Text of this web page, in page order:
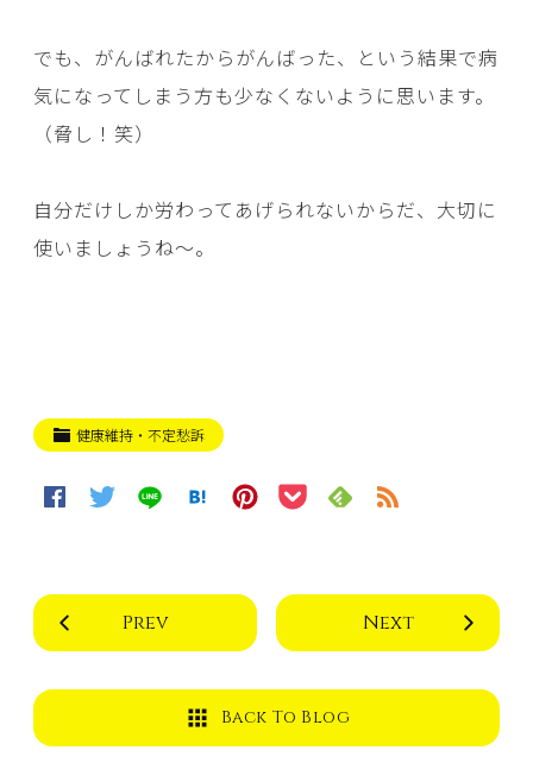
でも、がんばれたからがんばった、という結果で病
気になってしまう方も少なくないように思います。
（脅し！笑）
自分だけしか労わってあげられないからだ、大切に
使いましょうね～。
健康維持・不定愁訴
Prev Next
Back To Blog